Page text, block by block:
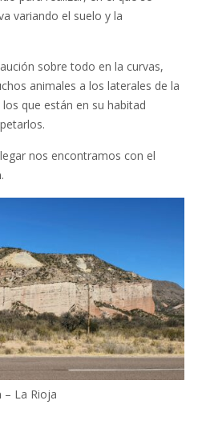
variando el suelo y la
sobre todo en la curvas,
animales a los laterales de la
que están en su habitad
nos encontramos con el
– La Rioja